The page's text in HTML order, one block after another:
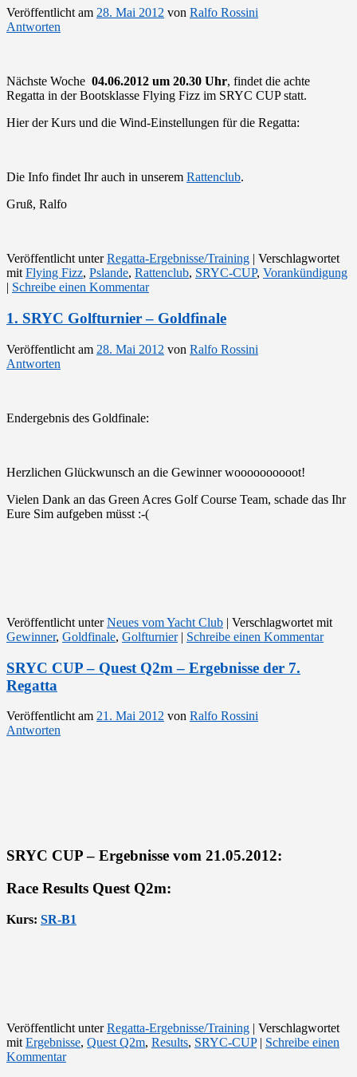
Veröffentlicht am 28. Mai 2012 von Ralfo Rossini
Antworten
Nächste Woche 04.06.2012 um 20.30 Uhr, findet die achte
Regatta in der Bootsklasse Flying Fizz im SRYC CUP statt.
Hier der Kurs und die Wind-Einstellungen für die Regatta:
Die Info findet Ihr auch in unserem Rattenclub.
Gruß, Ralfo
Veröffentlicht unter Regatta-Ergebnisse/Training | Verschlagwortet
mit Flying Fizz, Pslande, Rattenclub, SRYC-CUP, Vorankündigung
| Schreibe einen Kommentar
1. SRYC Golfturnier – Goldfinale
Veröffentlicht am 28. Mai 2012 von Ralfo Rossini
Antworten
Endergebnis des Goldfinale:
Herzlichen Glückwunsch an die Gewinner woooooooooot!
Vielen Dank an das Green Acres Golf Course Team, schade das Ihr
Eure Sim aufgeben müsst :-(
Veröffentlicht unter Neues vom Yacht Club | Verschlagwortet mit
Gewinner, Goldfinale, Golfturnier | Schreibe einen Kommentar
SRYC CUP – Quest Q2m – Ergebnisse der 7.
Regatta
Veröffentlicht am 21. Mai 2012 von Ralfo Rossini
Antworten
SRYC CUP – Ergebnisse vom 21.05.2012:
Race Results Quest Q2m:
Kurs: SR-B1
Veröffentlicht unter Regatta-Ergebnisse/Training | Verschlagwortet
mit Ergebnisse, Quest Q2m, Results, SRYC-CUP | Schreibe einen
Kommentar